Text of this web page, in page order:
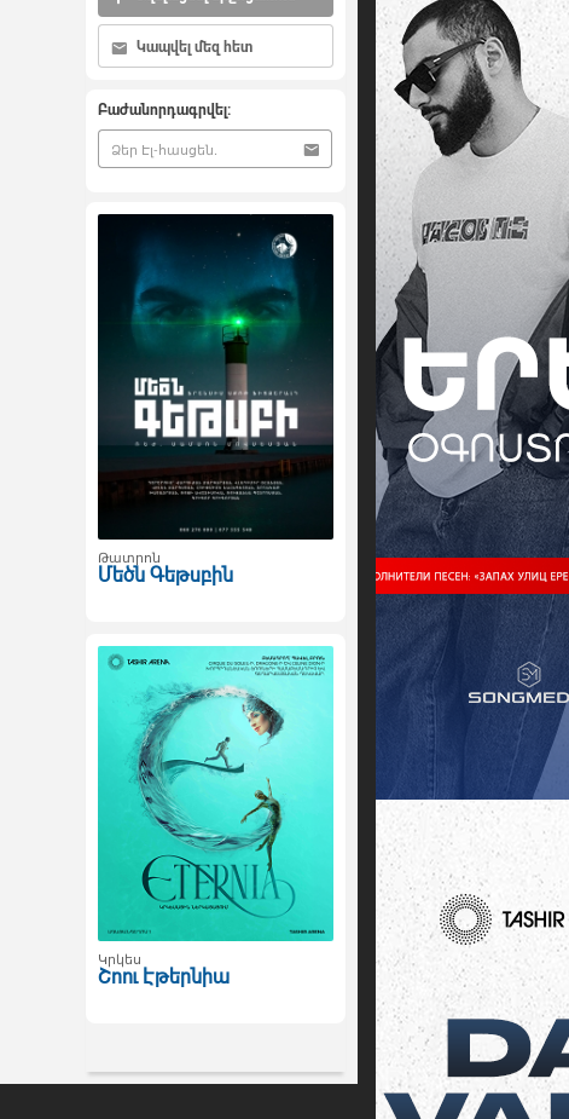
Կապվել մեզ հետ
Բաժանորդագրվել:
Թատրոն
Մեծն Գեթսբին
Կրկես
Շոու Էթերնիա